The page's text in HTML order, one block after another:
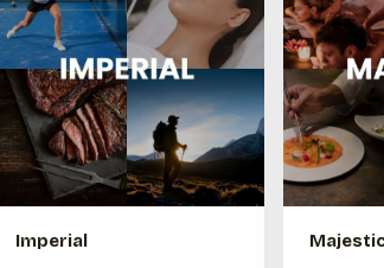
Imperial